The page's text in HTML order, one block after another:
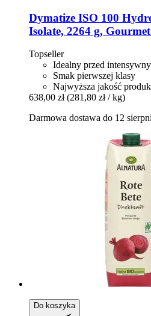
Dymatize ISO 100
Isolate, 2264 g,
Topseller
Idealny przed
Smak pierwszej klasy
Najwyższa jakość
638,00 zł (281,80 zł / kg)
Darmowa dostawa do 12
Do koszyka